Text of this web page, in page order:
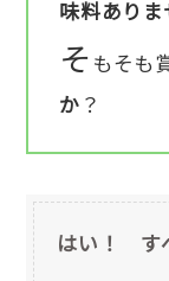
味料あり
そ もそも
か ？
はい！ す